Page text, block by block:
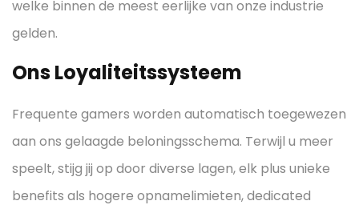
welke binnen de meest eerlijke van onze industrie
gelden.
Ons Loyaliteitssysteem
Frequente gamers worden automatisch toegewezen
aan ons gelaagde beloningsschema. Terwijl u meer
speelt, stijg jij op door diverse lagen, elk plus unieke
benefits als hogere opnamelimieten, dedicated